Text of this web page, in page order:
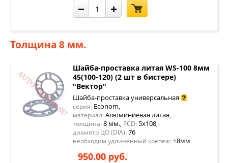
− +
Толщина 8 мм.
Шайба-проставка литая WS-100 8мм
45(100-120) (2 шт в бистере)
"Вектор"
Шайба-проставка универсальная
серия: Econom,
материал: Алюминиевая литая,
толщина: 8 мм., PCD: 5x108,
диаметр ЦО (DIA): 76
необходим удлиненный крепеж: +8мм
950.00 руб.